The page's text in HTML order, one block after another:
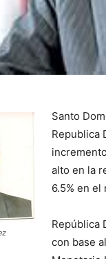
Santo
Republica
alto en la
6.5% en el
República
con base